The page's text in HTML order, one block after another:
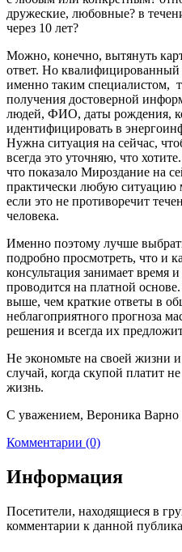
дружеские, любовные? в
через 10 лет?
Можно, конечно, вытянуть
ответ. Но квалифицированный
именно таким специалистом,
получения достоверной
людей, ФИО, даты рождения,
идентифицировать в
Нужна ситуация на сейчас,
всегда это уточняю, что
что показало Мироздание на
практически любую
если это не противоречит
человека.
Именно поэтому лучше
подробно просмотреть, что и
консультация занимает время
проводится на платной
выше, чем краткие ответы в
неблагоприятного прогноза
решения и всегда их
Не экономьте на своей жизни
случай, когда скупой платит
жизнь.
С уважением, Вероника Варно
Комментарии (0)
Информация
Посетители, находящиеся в
комментарии к данной